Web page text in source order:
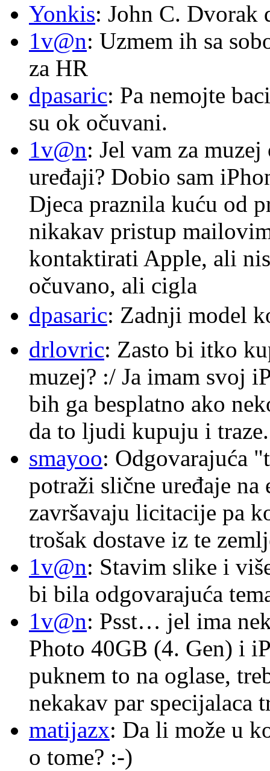
Yonkis: John C. Dvorak
1v@n: Uzmem ih sa
za HR
dpasaric: Pa nemojte
su ok očuvani.
1v@n: Jel vam za
uređaji? Dobio sam
Djeca praznila kuću od
nikakav pristup
kontaktirati Apple, ali
očuvano, ali cigla
dpasaric: Zadnji model
drlovric: Zasto bi itko
muzej? :/ Ja imam svoj
bih ga besplatno ako
da to ljudi kupuju i traze.
smayoo: Odgovarajuća
potraži slične uređaje
završavaju licitacije pa
trošak dostave iz te
1v@n: Stavim slike i
bi bila odgovarajuća
1v@n: Psst… jel ima
Photo 40GB (4. Gen) i
puknem to na oglase,
nekakav par
matijazx: Da li može u
o tome? :-)